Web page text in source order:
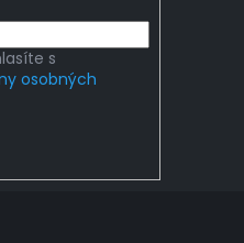
s
osobných